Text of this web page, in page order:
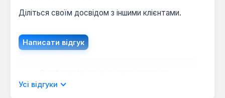
Діліться своїм досвідом з іншими клієнтами.
Написати відгук
мовою.
Усі відгуки